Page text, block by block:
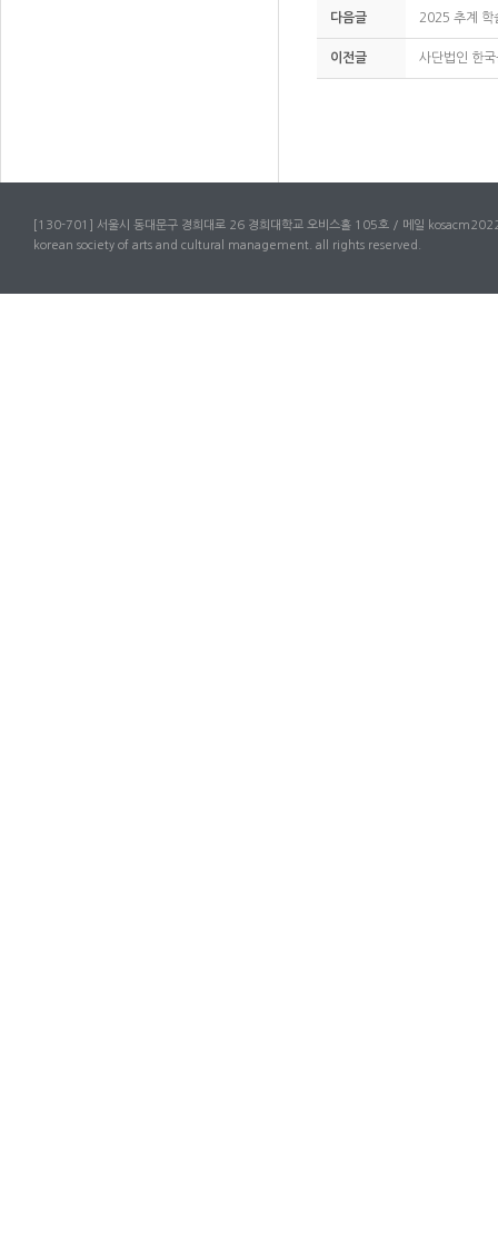
다음글 2025 추계 학
이전글 사단법인 한
[130-701] 서울시 동대문구 경희대로 26 경희대학교 오비스홀 105호 / 메일
korean society of arts and cultural management. all rights reserved.